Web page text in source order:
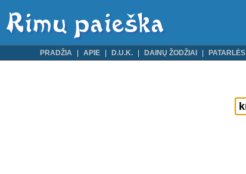
PRADŽIA APIE D.U.K. DAINŲ ŽODŽIAI PATARLĖS